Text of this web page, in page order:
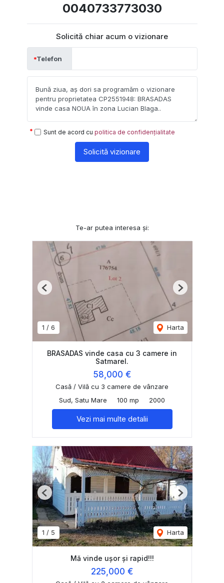
0040733773030
Solicită chiar acum o vizionare
Telefon
Sunt de acord cu politica de confidențialitate
Solicită vizionare
Te-ar putea interesa și:
1 / 6 Harta
Previous Next
BRASADAS vinde casa cu 3 camere in
Satmarel.
58,000 €
Casă / Vilă cu 3 camere de vânzare
Sud, Satu Mare
100 mp 2000
Vezi mai multe detalii
1 / 5 Harta
Previous Next
Mă vinde ușor și rapid!!!
225,000 €